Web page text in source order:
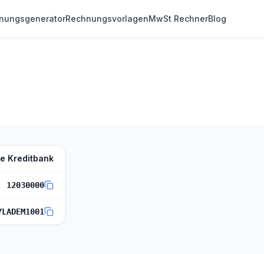
RechnungsvorlagenMwSt RechnerBlog
Kreditbank
12030000